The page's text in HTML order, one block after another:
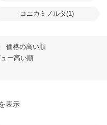
コニカミノルタ(1)
価格の高い順
ー高い順
表示